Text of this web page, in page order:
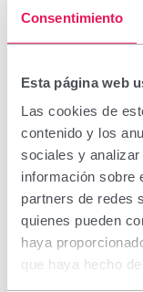
Consentimiento
Esta página web
Las cookies de
contenido y los
sociales y
información sobre
partners de redes
quienes pueden
haya
que haya hecho